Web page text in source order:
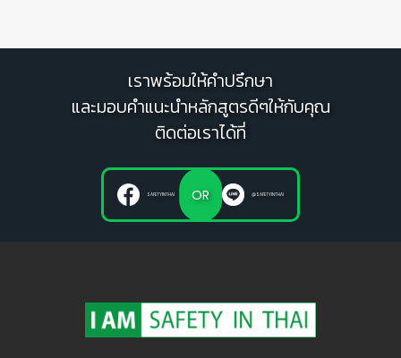
เราพร้อมให้คำปรึกษา
และมอบคำแนะนำหลักสูตรดีๆให้กับคุณ
ติดต่อเราได้ที่
SAFETYINTHAI OR @SAFETYINTHAI